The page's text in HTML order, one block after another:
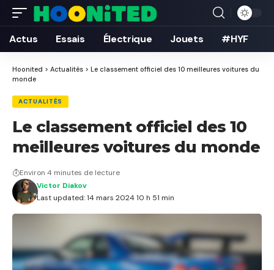
Actus Essais Électrique Jouets #HYF
Hoonited > Actualités > Le classement officiel des 10 meilleures voitures du
monde
ACTUALITÉS
Le classement officiel des 10
meilleures voitures du monde
Last updated: 14 mars 2024 10 h 51 min
Victor Diakov
Environ 4 minutes de lecture